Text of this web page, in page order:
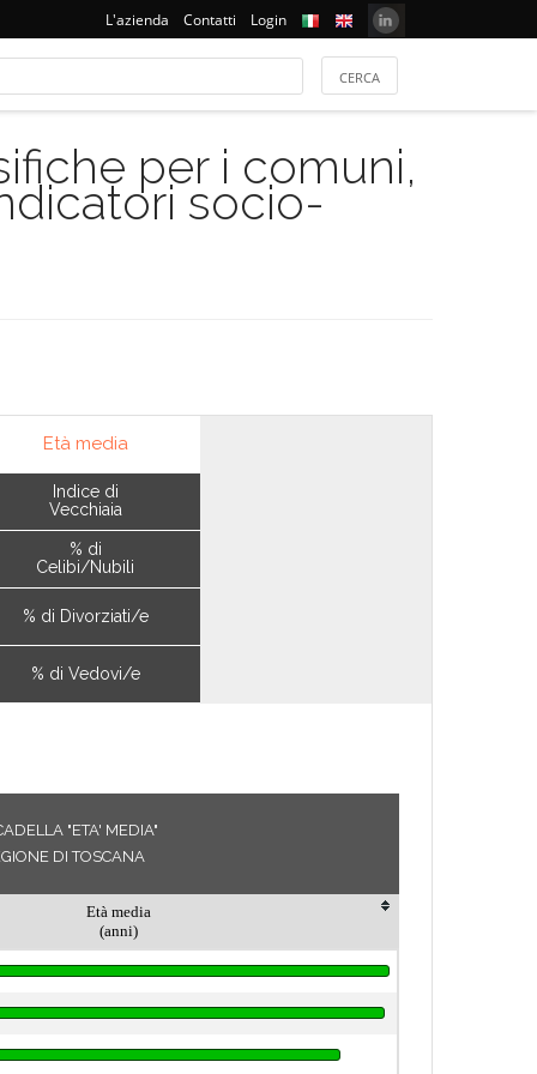
L'azienda Contatti Login
per i comuni,
socio-
Età media
Indice di
Vecchiaia
% di
Celibi/Nubili
% di Divorziati/e
% di Vedovi/e
"ETA' MEDIA"
DI TOSCANA
Età media
(anni)